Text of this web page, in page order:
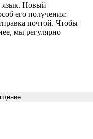
язык. Новый
его получения:
почтой. Чтобы
мы регулярно